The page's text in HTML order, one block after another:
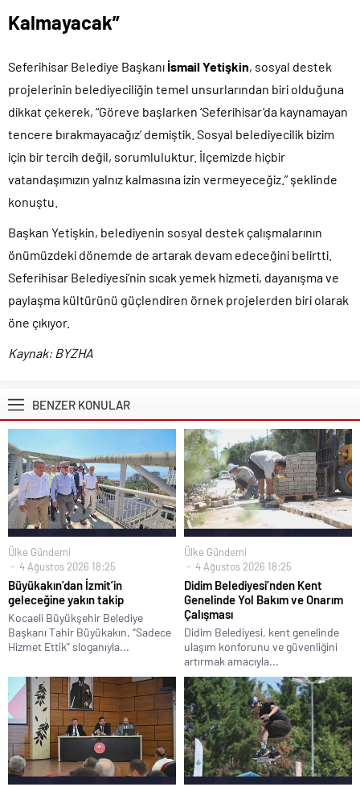
Kalmayacak”
Seferihisar Belediye Başkanı İsmail Yetişkin, sosyal destek
projelerinin belediyeciliğin temel unsurlarından biri olduğuna
dikkat çekerek, “Göreve başlarken ‘Seferihisar’da kaynamayan
tencere bırakmayacağız’ demiştik. Sosyal belediyecilik bizim
için bir tercih değil, sorumluluktur. İlçemizde hiçbir
vatandaşımızın yalnız kalmasına izin vermeyeceğiz.” şeklinde
konuştu.
Başkan Yetişkin, belediyenin sosyal destek çalışmalarının
önümüzdeki dönemde de artarak devam edeceğini belirtti.
Seferihisar Belediyesi’nin sıcak yemek hizmeti, dayanışma ve
paylaşma kültürünü güçlendiren örnek projelerden biri olarak
öne çıkıyor.
Kaynak: BYZHA
BENZER KONULAR
Ülke Gündemi
4 Ağustos 2026 18:25
Büyükakın’dan İzmit’in
geleceğine yakın takip
Kocaeli Büyükşehir Belediye
Başkanı Tahir Büyükakın, “Sadece
Hizmet Ettik” sloganıyla...
Ülke Gündemi
4 Ağustos 2026 18:25
Didim Belediyesi’nden Kent
Genelinde Yol Bakım ve Onarım
Çalışması
Didim Belediyesi, kent genelinde
ulaşım konforunu ve güvenliğini
artırmak amacıyla...